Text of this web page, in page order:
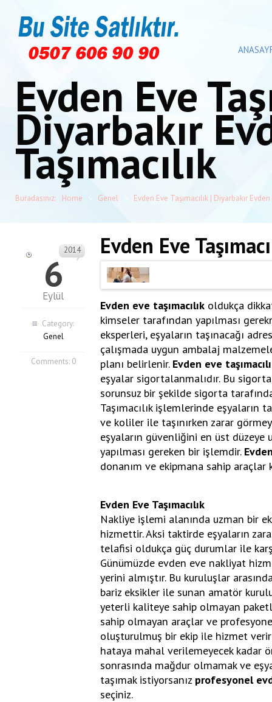
Evden Eve
Diyarbakır
Taşımacılık
Buradasınız: Home Genel Evden Eve Taşımacılık | Diyarbakır Evden
6
Eylül
2014
Category:
Genel
Comments: 0
Evden Eve
Evden eve taşımacılık oldukça
kimseler tarafından yapılması
eksperleri, eşyaların taşınacağı
çalışmada uygun ambalaj
planı belirlenir. Evden eve
eşyalar sigortalanmalıdır. Bu
sorunsuz bir şekilde sigorta
Taşımacılık işlemlerinde
ve koliler ile taşınırken zarar
eşyaların güvenliğini en üst düzeye
yapılması gereken bir işlemdir.
donanım ve ekipmana sahip araçlar
Evden Eve Taşımacılık
Nakliye işlemi alanında uzman bir
hizmettir. Aksi taktirde eşyaların
telafisi oldukça güç durumlar ile
Günümüzde evden eve nakliyat
yerini almıştır. Bu kuruluşlar
bariz eksikler ile sunan amatör
yeterli kaliteye sahip olmayan
sahip olmayan araçlar ve
oluşturulmuş bir ekip ile hizmet
hataya mahal verilemeyecek kadar
sonrasında mağdur olmamak ve
taşımak istiyorsanız profesyonel
seçiniz.